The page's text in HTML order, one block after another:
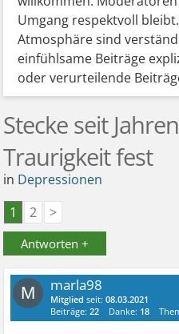
Umgang respektvoll
Atmosphäre sind
einfühlsame Beiträge
oder verurteilende
Stecke seit
Traurigkeit fest
in Depressionen
1
2 >
Antworten +
M marla98
Mitglied seit:08.03.2021
Beiträge:22 Danke: 18